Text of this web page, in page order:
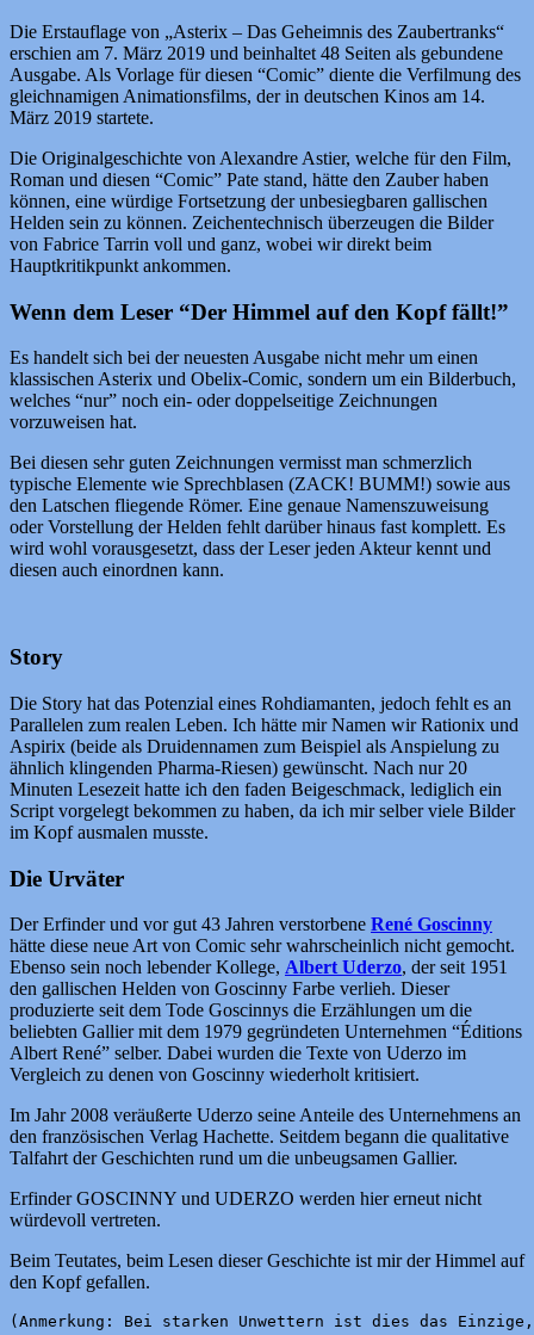
Die Erstauflage von „Asterix – Das Geheimnis des Zaubertranks“
erschien am 7. März 2019 und beinhaltet 48 Seiten als gebundene
Ausgabe. Als Vorlage für diesen “Comic” diente die Verfilmung des
gleichnamigen Animationsfilms, der in deutschen Kinos am 14.
März 2019 startete.
Die Originalgeschichte von Alexandre Astier, welche für den Film,
Roman und diesen “Comic” Pate stand, hätte den Zauber haben
können, eine würdige Fortsetzung der unbesiegbaren gallischen
Helden sein zu können. Zeichentechnisch überzeugen die Bilder
von Fabrice Tarrin voll und ganz, wobei wir direkt beim
Hauptkritikpunkt ankommen.
Wenn dem Leser “Der Himmel auf den Kopf fällt!”
Es handelt sich bei der neuesten Ausgabe nicht mehr um einen
klassischen Asterix und Obelix-Comic, sondern um ein Bilderbuch,
welches “nur” noch ein- oder doppelseitige Zeichnungen
vorzuweisen hat.
Bei diesen sehr guten Zeichnungen vermisst man schmerzlich
typische Elemente wie Sprechblasen (ZACK! BUMM!) sowie aus
den Latschen fliegende Römer. Eine genaue Namenszuweisung
oder Vorstellung der Helden fehlt darüber hinaus fast komplett. Es
wird wohl vorausgesetzt, dass der Leser jeden Akteur kennt und
diesen auch einordnen kann.
Story
Die Story hat das Potenzial eines Rohdiamanten, jedoch fehlt es an
Parallelen zum realen Leben. Ich hätte mir Namen wir Rationix und
Aspirix (beide als Druidennamen zum Beispiel als Anspielung zu
ähnlich klingenden Pharma-Riesen) gewünscht. Nach nur 20
Minuten Lesezeit hatte ich den faden Beigeschmack, lediglich ein
Script vorgelegt bekommen zu haben, da ich mir selber viele Bilder
im Kopf ausmalen musste.
Die Urväter
Der Erfinder und vor gut 43 Jahren verstorbene René Goscinny
hätte diese neue Art von Comic sehr wahrscheinlich nicht gemocht.
Ebenso sein noch lebender Kollege, Albert Uderzo, der seit 1951
den gallischen Helden von Goscinny Farbe verlieh. Dieser
produzierte seit dem Tode Goscinnys die Erzählungen um die
beliebten Gallier mit dem 1979 gegründeten Unternehmen “Éditions
Albert René” selber. Dabei wurden die Texte von Uderzo im
Vergleich zu denen von Goscinny wiederholt kritisiert.
Im Jahr 2008 veräußerte Uderzo seine Anteile des Unternehmens an
den französischen Verlag Hachette. Seitdem begann die qualitative
Talfahrt der Geschichten rund um die unbeugsamen Gallier.
Erfinder GOSCINNY und UDERZO werden hier erneut nicht
würdevoll vertreten.
Beim Teutates, beim Lesen dieser Geschichte ist mir der Himmel auf
den Kopf gefallen.
(Anmerkung: Bei starken Unwettern ist dies das